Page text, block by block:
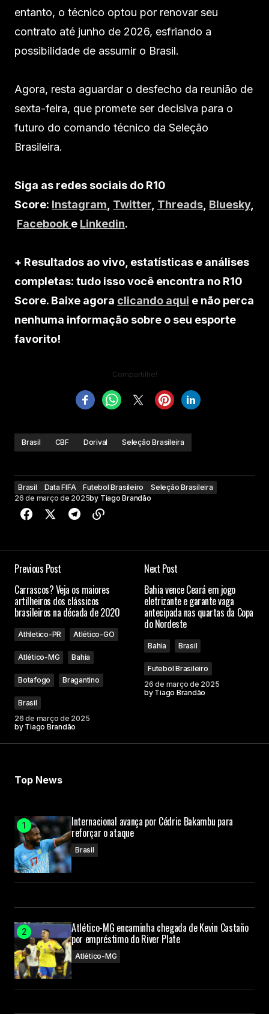
entanto, o técnico optou por renovar seu
contrato até junho de 2026, esfriando a
possibilidade de assumir o Brasil.
Agora, resta aguardar o desfecho da reunião de
sexta-feira, que promete ser decisiva para o
futuro do comando técnico da Seleção
Brasileira.
Siga as redes sociais do R10
Score: Instagram Twitter Threads Bluesky,
Facebook e Linkedin.
+ Resultados ao vivo, estatísticas e análises
completas: tudo isso você encontra no R10
Score. Baixe agora clicando aqui e não perca
nenhuma informação sobre o seu esporte
favorito!
Compartilhe!
Brasil CBF Dorival Seleção Brasileira
Brasil Data FIFA Futebol Brasileiro
Seleção Brasileira
26 de março de 2025by Tiago Brandão
Previous Post
Carrascos? Veja os maiores
artilheiros dos clássicos
brasileiros na década de 2020
Athletico-PR Atlético-GO
Atlético-MG Bahia
Botafogo Bragantino
Brasil
26 de março de 2025
by Tiago Brandão
Next Post
Bahia vence Ceará em jogo
eletrizante e garante vaga
antecipada nas quartas da Copa
do Nordeste
Bahia Brasil
Futebol Brasileiro
26 de março de 2025
by Tiago Brandão
Top News
Internacional avança por Cédric Bakambu para
reforçar o ataque
Brasil
Atlético-MG encaminha chegada de Kevin Castaño
por empréstimo do River Plate
Atlético-MG